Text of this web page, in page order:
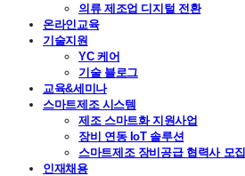
의류 제조업 디지털 전환
온라인교육
기술지원
YC 케어
기술 블로그
교육&세미나
스마트제조 시스템
제조 스마트화 지원사업
장비 연동 IoT 솔루션
스마트제조 장비공급 협력사 모집
인재채용